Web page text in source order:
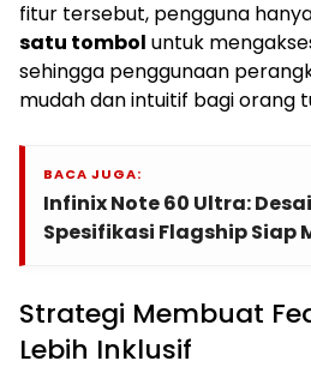
fitur tersebut, pengguna
satu tombol untuk
sehingga penggunaan
mudah dan intuitif bagi orang
BACA JUGA:
Infinix Note 60 Ultra:
Spesifikasi Flagship Siap
Strategi Membuat
Lebih Inklusif